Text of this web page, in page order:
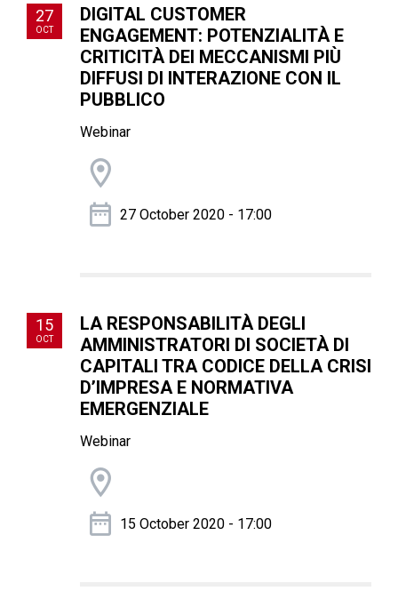
27
OCT
DIGITAL CUSTOMER
ENGAGEMENT: POTENZIALITÀ E
CRITICITÀ DEI MECCANISMI PIÙ
DIFFUSI DI INTERAZIONE CON IL
PUBBLICO
Webinar
27 October 2020 - 17:00
15
OCT
LA RESPONSABILITÀ DEGLI
AMMINISTRATORI DI SOCIETÀ DI
CAPITALI TRA CODICE DELLA CRISI
D’IMPRESA E NORMATIVA
EMERGENZIALE
Webinar
15 October 2020 - 17:00